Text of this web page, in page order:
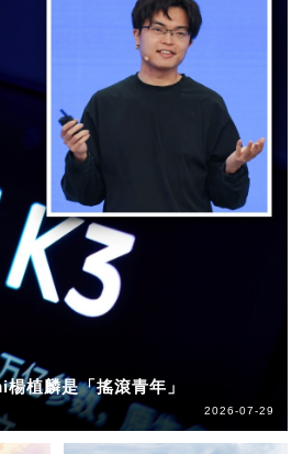
植麟是「搖滾青年」
2026-07-29